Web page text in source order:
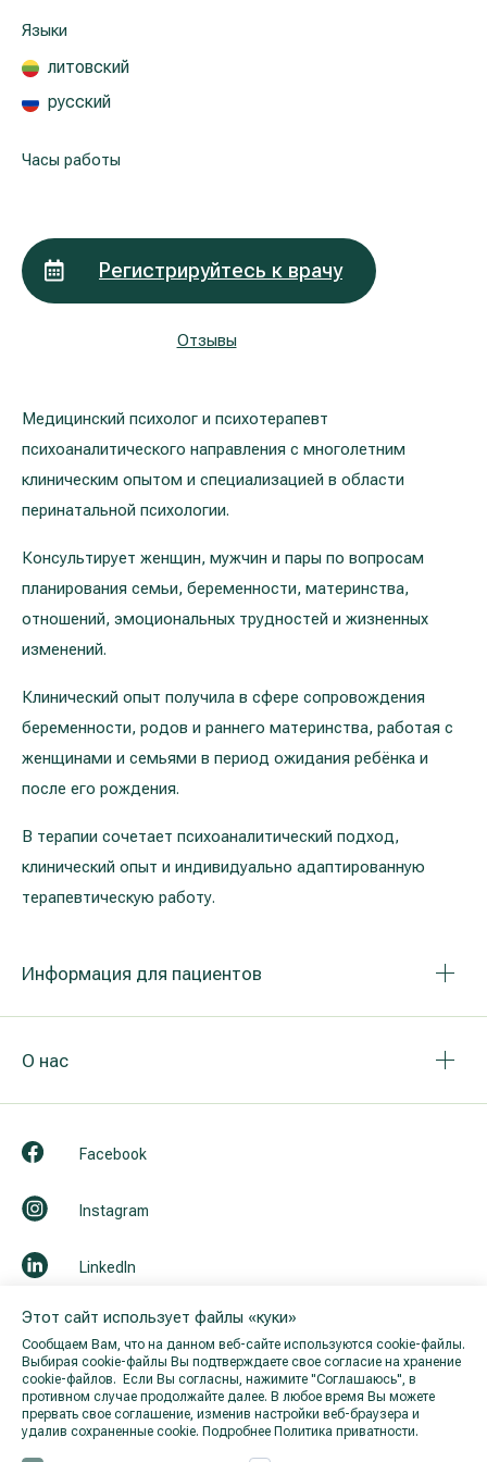
Этот сайт использует файлы «куки»
Сообщаем Вам, что на данном веб-сайте используются cookie-файлы.
Выбирая cookie-файлы Вы подтверждаете свое согласие на хранение
cookie-файлов. Если Вы согласны, нажимите "Cоглашаюсь", в
противном случае продолжайте далее. В любое время Вы можете
прервать свое соглашение, изменив настройки веб-браузера и
удалив сохраненные cookie. Подробнее Политика приватности.
Языки
литовский
русский
Часы работы
Регистрируйтесь к врачу
Отзывы
Медицинский психолог и психотерапевт
психоаналитического направления с многолетним
клиническим опытом и специализацией в области
перинатальной психологии.
Консультирует женщин, мужчин и пары по вопросам
планирования семьи, беременности, материнства,
отношений, эмоциональных трудностей и жизненных
изменений.
Клинический опыт получила в сфере сопровождения
беременности, родов и раннего материнства, работая с
женщинами и семьями в период ожидания ребёнка и
после его рождения.
В терапии сочетает психоаналитический подход,
клинический опыт и индивидуально адаптированную
терапевтическую работу.
Информация для пациентов
О нас
Facebook
Instagram
LinkedIn
Youtube
Все услуги